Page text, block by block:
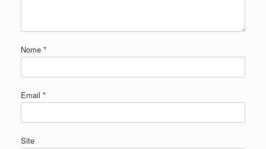
Nome *
Email *
Site